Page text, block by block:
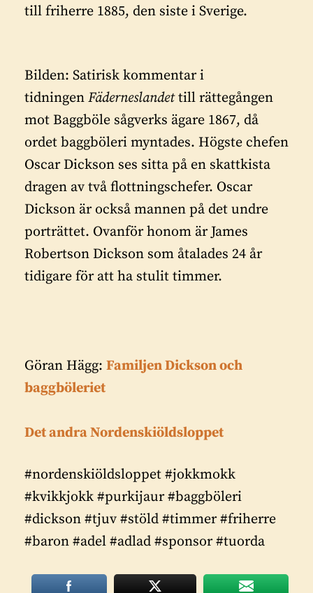
till friherre 1885, den siste i Sverige.
Bilden: Satirisk kommentar i
tidningen Fäderneslandettill rättegången
mot Baggböle sågverks ägare 1867, då
ordet baggböleri myntades. Högste chefen
Oscar Dickson ses sitta på en skattkista
dragen av två flottningschefer. Oscar
Dickson är också mannen på det undre
porträttet. Ovanför honom är James
Robertson Dickson som åtalades 24 år
tidigare för att ha stulit timmer.
Göran Hägg: Familjen Dickson och
baggböleriet
Det andra Nordenskiöldsloppet
#nordenskiöldsloppet #jokkmokk
#kvikkjokk #purkijaur #baggböleri
#dickson #tjuv #stöld #timmer #friherre
#baron #adel #adlad #sponsor #tuorda